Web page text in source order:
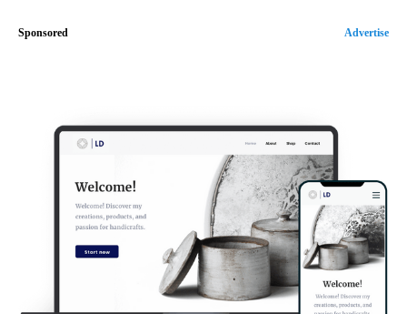
Sponsored Advertise